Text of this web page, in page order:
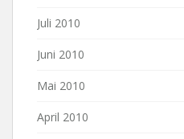
Juli 2010
Juni 2010
Mai 2010
April 2010